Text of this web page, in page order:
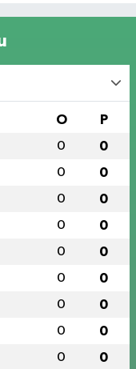
O P
0 0
0 0
0 0
0 0
0 0
0 0
0 0
0 0
0 0